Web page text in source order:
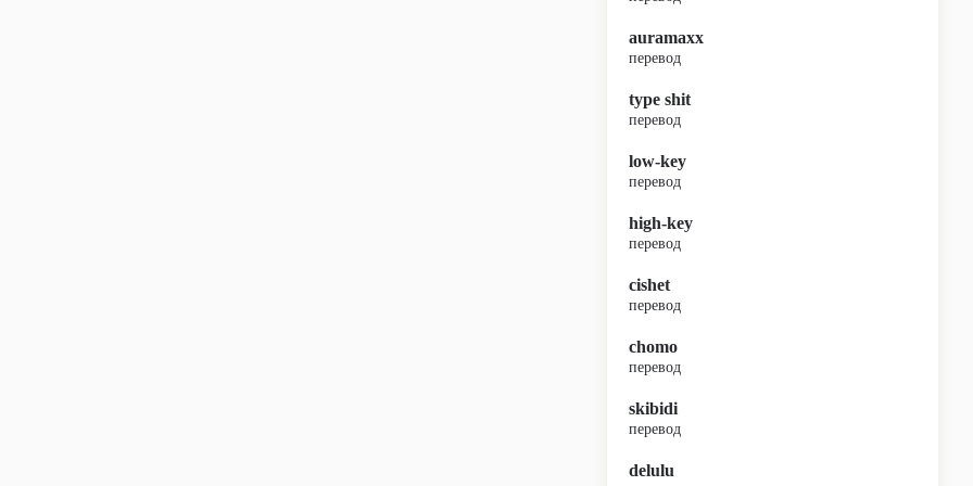
auramaxx
перевод
type shit
перевод
low-key
перевод
high-key
перевод
cishet
перевод
chomo
перевод
skibidi
перевод
delulu